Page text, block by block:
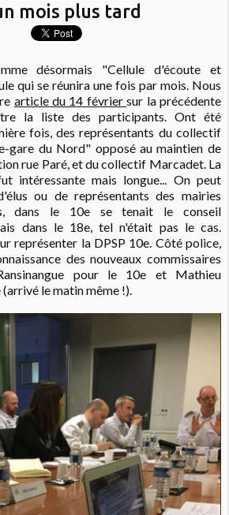
mois plus tard
désormais "Cellule d'écoute et
qui se réunira une fois par mois. Nous
article du 14 févriersur la précédente
la liste des participants. Ont été
fois, des représentants du collectif
gare du Nord" opposé au maintien de
rue Paré, et du collectif Marcadet. La
intéressante mais longue... On peut
ou de représentants des mairies
dans le 10e se tenait le conseil
dans le 18e, tel n'était pas le cas.
représenter la DPSP 10e. Côté police,
des nouveaux commissaires
pour le 10e et Mathieu
le matin même !).